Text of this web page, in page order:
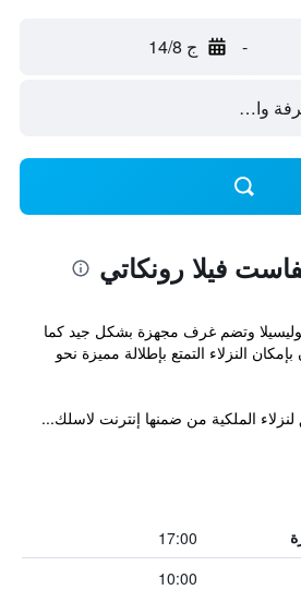
- ج 14/8
فيلا رونكاتي
وتضم غرف مجهزة بشكل جيد كما
النزلاء التمتع بإطلالة مميزة نحو
الملكية من ضمنها إنترنت لاسلك...
17:00
10:00